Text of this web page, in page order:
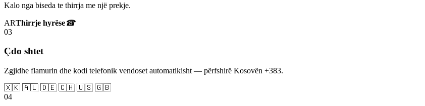
Kalo nga biseda te thirrja me një prekje.
ARThirrje hyrëse☎
03
Çdo shtet
Zgjidhe flamurin dhe kodi telefonik vendoset automatikisht — përfshirë Kosovën +383.
🇽🇰 🇦🇱 🇩🇪 🇨🇭 🇺🇸 🇬🇧
04